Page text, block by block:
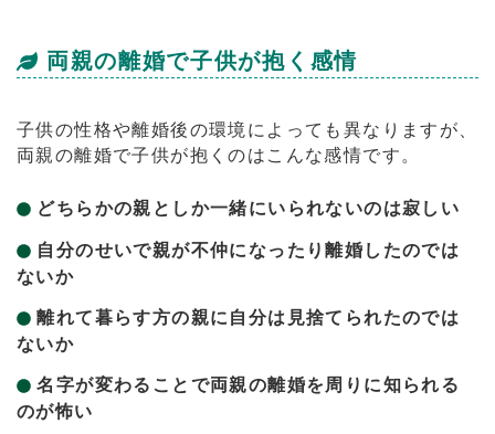
両親の離婚で子供が抱く感情
子供の性格や離婚後の環境によっても異なりますが、
両親の離婚で子供が抱くのはこんな感情です。
どちらかの親としか一緒にいられないのは寂しい
自分のせいで親が不仲になったり離婚したのでは
ないか
離れて暮らす方の親に自分は見捨てられたのでは
ないか
名字が変わることで両親の離婚を周りに知られる
のが怖い